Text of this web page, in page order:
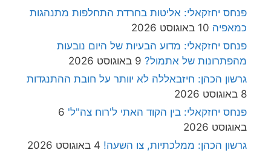
פנחס יחזקאלי: אליטות בחרדת התחלפות מתנהגות
כמאפיה 10 באוגוסט 2026
פנחס יחזקאלי: מדוע הבעיות של היום נובעות
מהפתרונות של אתמול? 9 באוגוסט 2026
גרשון הכהן: חיזבאללה לא יוותר על חובת ההתנגדות
8 באוגוסט 2026
פנחס יחזקאלי: בין הקוד האתי ל'רוח צה"ל' 6
באוגוסט 2026
גרשון הכהן: ממלכתיות, צו השעה! 4 באוגוסט 2026